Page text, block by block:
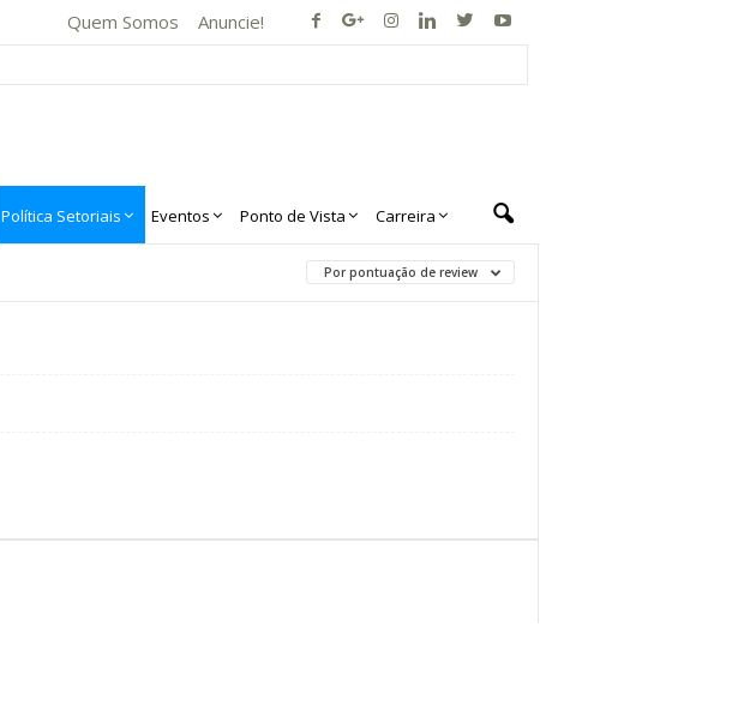
Quem Somos Anuncie!
Política Setoriais Eventos Ponto de Vista Carreira
Por pontuação de review